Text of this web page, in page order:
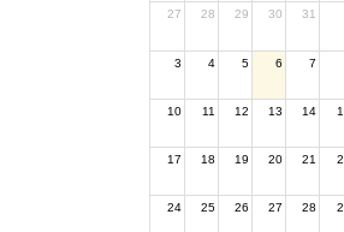
27
28 29 30 31
3 4 5 6 7
10 11 12 13 14
17 18 19 20 21
24 25 26 27 28